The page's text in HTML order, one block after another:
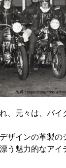
出典：https://
元々は、バ
ザインの革製の
う魅力的なアイ